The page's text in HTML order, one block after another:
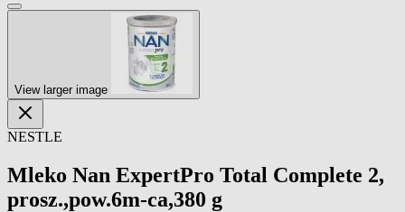
View larger image
NESTLE
Mleko Nan ExpertPro Total Complete 2,
prosz.,pow.6m-ca,380 g